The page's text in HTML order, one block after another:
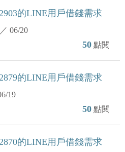
的LINE用戶借錢需求
／ 06/20
50 點閱
的LINE用戶借錢需求
19
50 點閱
的LINE用戶借錢需求